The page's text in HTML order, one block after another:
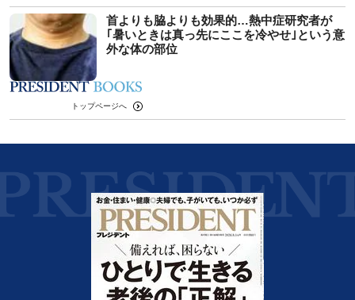
首よりも脇よりも効果的…熱中症研究者が
｢暑いときは真っ先にここを冷やせ｣という意
外な体の部位
トップページへ